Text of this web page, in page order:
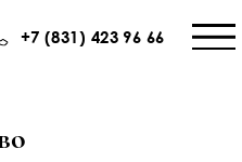
+7 (831) 423 96 66